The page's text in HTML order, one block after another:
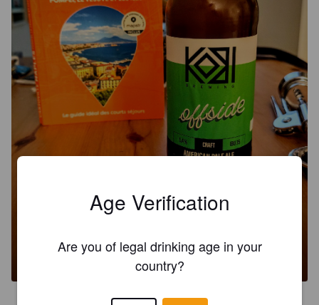
OFFSIDE
American Pale Ale.Kobi Brewing.
Age Verification
Are you of legal drinking age in your
country?